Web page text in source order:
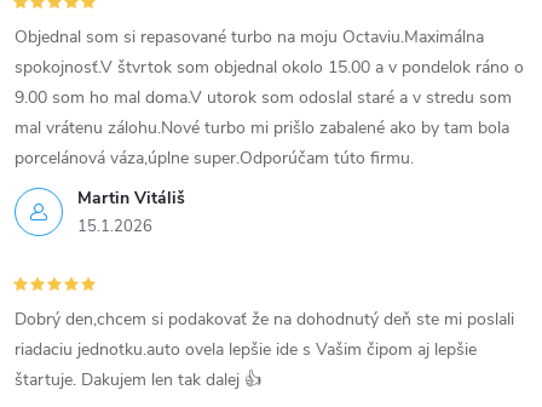
y
v
ý
p
i
s
u
Martin Vitáliš
15.1.2026
Objednal som si repasované turbo na moju Octaviu.Maximálna
spokojnosť.V štvrtok som objednal okolo 15.00 a v pondelok ráno o
9.00 som ho mal doma.V utorok som odoslal staré a v stredu som
mal vrátenu zálohu.Nové turbo mi prišlo zabalené ako by tam bola
porcelánová váza,úplne super.Odporúčam túto firmu.
Dobrý den,chcem si podakovať že na dohodnutý deň ste mi poslali
riadaciu jednotku.auto ovela lepšie ide s Vašim čipom aj lepšie
štartuje. Dakujem len tak dalej 👍